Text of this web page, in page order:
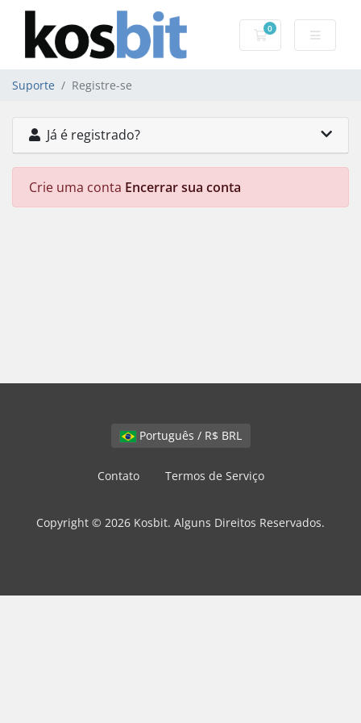
0
Carrinho de
Suporte Registre-se
Já é registrado?
Crie uma conta Encerrar sua conta
Português / R$ BRL
Contato Termos de Serviço
Copyright © 2026 Kosbit. Alguns Direitos Reservados.